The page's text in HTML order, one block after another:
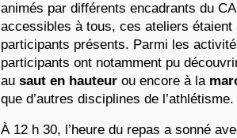
animés par différents encadrants du
accessibles à tous, ces ateliers étaient
participants présents. Parmi les
participants ont notamment pu
au saut en hauteur ou encore à la
que d’autres disciplines de l’athlétisme.
À 12 h 30, l’heure du repas a sonné